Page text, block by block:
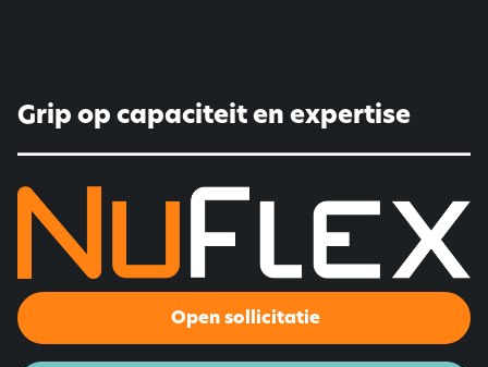
Grip op capaciteit en expertise
Open sollicitatie